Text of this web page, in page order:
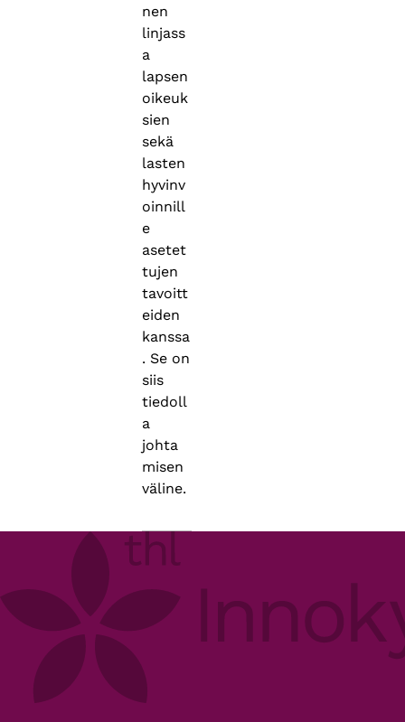
nen
linjass
a
lapsen
oikeuk
sien
sekä
lasten
hyvinv
oinnill
e
asetet
tujen
tavoitt
eiden
kanssa
. Se on
siis
tiedoll
a
johta
misen
väline.